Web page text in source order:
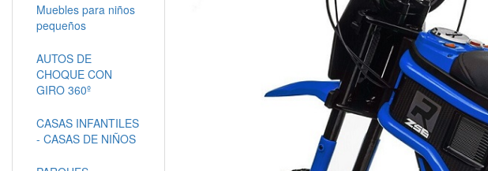
Muebles para niños
pequeños
AUTOS DE
CHOQUE CON
GIRO 360º
CASAS INFANTILES
- CASAS DE NIÑOS